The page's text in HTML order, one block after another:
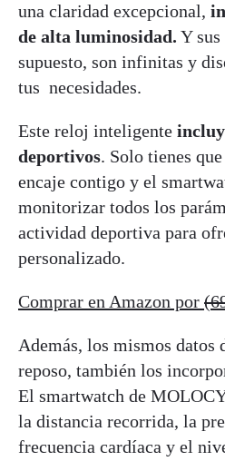
una claridad excepcional,
de alta luminosidad. Y
supuesto, son infinitas y
tus necesidades.
Este reloj inteligente
deportivos. Solo tienes
encaje contigo y el
monitorizar todos los
actividad deportiva para
personalizado.
Comprar en Amazon por
Además, los mismos datos
reposo, también los
El smartwatch de
la distancia recorrida, la
frecuencia cardíaca y el